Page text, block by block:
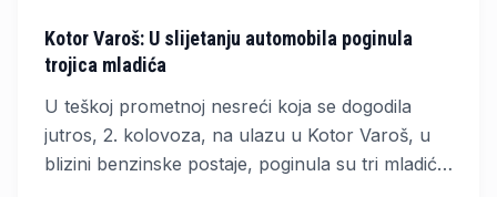
Kotor Varoš: U slijetanju automobila poginula
trojica mladića
U teškoj prometnoj nesreći koja se dogodila
jutros, 2. kolovoza, na ulazu u Kotor Varoš, u
blizini benzinske postaje, poginula su tri mladića